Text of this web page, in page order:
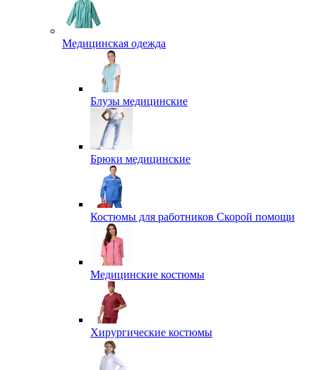
Медицинская одежда
Блузы медицинские
Брюки медицинские
Костюмы для работников Скорой помощи
Медицинские костюмы
Хирургические костюмы